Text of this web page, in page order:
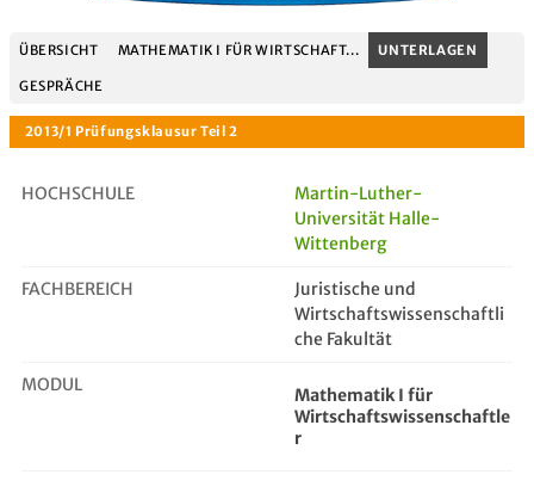
ÜBERSICHT MATHEMATIK I FÜR WIRTSCHAFT... UNTERLAGEN
GESPRÄCHE
HOCHSCHULE
Martin-Luther-
Universität Halle-
Wittenberg
FACHBEREICH
Juristische und
Wirtschaftswissenschaftli
che Fakultät
MODUL
Mathematik I für
Wirtschaftswissenschaftle
r